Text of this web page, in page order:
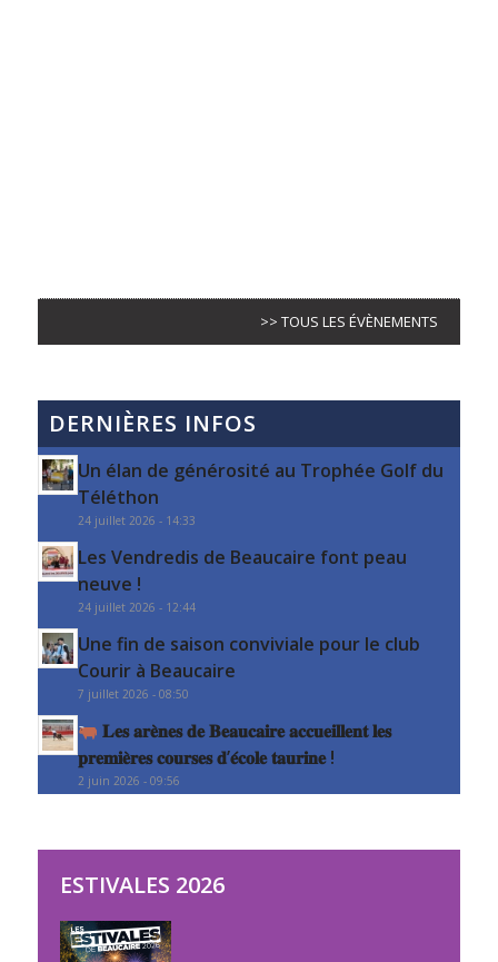
>> TOUS LES ÉVÈNEMENTS
DERNIÈRES INFOS
Un élan de générosité au Trophée Golf du
Téléthon
24 juillet 2026 - 14:33
Les Vendredis de Beaucaire font peau
neuve !
24 juillet 2026 - 12:44
Une fin de saison conviviale pour le club
Courir à Beaucaire
7 juillet 2026 - 08:50
𝐋𝐞𝐬 𝐚𝐫𝐞̀𝐧𝐞𝐬 𝐝𝐞 𝐁𝐞𝐚𝐮𝐜𝐚𝐢𝐫𝐞 𝐚𝐜𝐜𝐮𝐞𝐢𝐥𝐥𝐞𝐧𝐭 𝐥𝐞𝐬
𝐩𝐫𝐞𝐦𝐢𝐞̀𝐫𝐞𝐬 𝐜𝐨𝐮𝐫𝐬𝐞𝐬 𝐝’𝐞́𝐜𝐨𝐥𝐞 𝐭𝐚𝐮𝐫𝐢𝐧𝐞 !
2 juin 2026 - 09:56
ESTIVALES 2026